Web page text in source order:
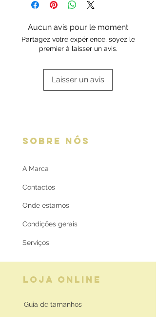
Contrastaria Nacional Portuguesa.
Escolha a sua opção de
oferta
Aucun avis pour le moment
Partagez votre expérience, soyez le
premier à laisser un avis.
Laisser un avis
SOBRE NÓS
A Marca
Contactos
Onde estamos
Condições gerais
Serviços
LOJA ONLINE
Guia de tamanhos